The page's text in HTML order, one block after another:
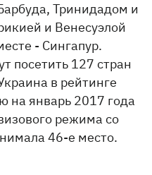
Тринидадом и
и Венесуэлой
- Сингапур.
посетить 127 стран
в рейтинге
на январь 2017 года
режима со
46-е место.